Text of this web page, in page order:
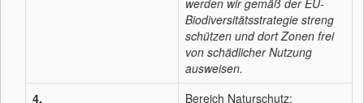
werden wir gemäß der EU-
Biodiversitätsstrategie streng
schützen und dort Zonen frei
von schädlicher Nutzung
ausweisen.
4.
Bereich Naturschutz: